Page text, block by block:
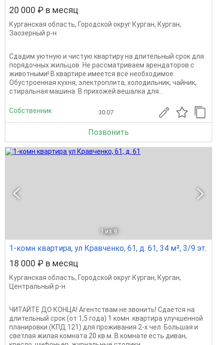
20 000 ₽ в месяц
Курганская область, Городской округ Курган, Курган,
Заозерный р-н
Сдадим уютную и чистую квартиру на длительный срок для
порядочных жильцов. Не рассматриваем арендаторов с
животными! В квартире имеется всё необходимое.
Обустроенная кухня, электроплита, холодильник, чайник,
стиральная машина. В прихожей вешалка для...
Собственник 30.07
Позвонить
1 из 9
1-комн квартира, ул Кравченко, 61, д. 61, 34 м², 3/9 эт.
18 000 ₽ в месяц
Курганская область, Городской округ Курган, Курган,
Центральный р-н
ЧИТАЙТЕ ДО КОНЦА! Агентствам не звонить! Сдаётся на
длительный срок (от 1,5 года) 1 комн. квартира улучшенной
планировки (КПД 121) для проживания 2-х чел. Большая и
светлая жилая комната 20 кв.м. В комнате есть диван,